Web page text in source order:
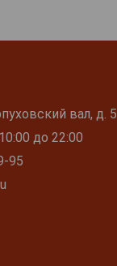
вал, д. 5
до 22:00
95